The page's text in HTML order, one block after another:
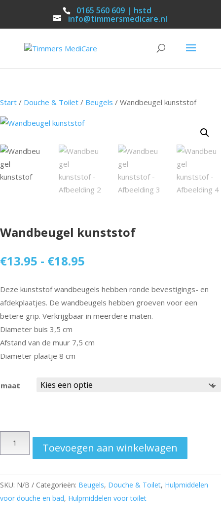
0165 560 609 | hstd
info@timmersmedicare.nl
Start / Douche & Toilet / Beugels / Wandbeugel kunststof
Wandbeugel kunststof
€13.95 - €18.95
tot
€18.95
Deze kunststof wandbeugels hebben ronde bevestigings- en
afdekplaatjes. De wandbeugels hebben groeven voor een
betere grip. Verkrijgbaar in meerdere maten.
Diameter buis 3,5 cm
Afstand van de muur 7,5 cm
Diameter plaatje 8 cm
maat
Wandbeugel
Toevoegen aan winkelwagen
SKU: N/B Categorieën: Beugels, Douche & Toilet, Hulpmiddelen
voor douche en bad, Hulpmiddelen voor toilet